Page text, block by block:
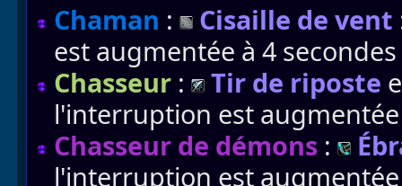
Chaman : Cisaille de vent
est augmentée à 4
Chasseur : Tir de riposte
l'interruption est augmentée
Chasseur de démons :
l'interruption est augmentée